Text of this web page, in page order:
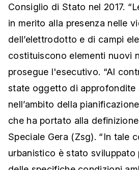
Consiglio di Stato nel 2017.
in merito alla presenza nelle
dell’elettrodotto e di campi
costituiscono elementi nuovi
prosegue l'esecutivo. “Al
state oggetto di approfondite
nell’ambito della
che ha portato alla definizione
Speciale Gera (Zsg). “In tale
urbanistico è stato sviluppato